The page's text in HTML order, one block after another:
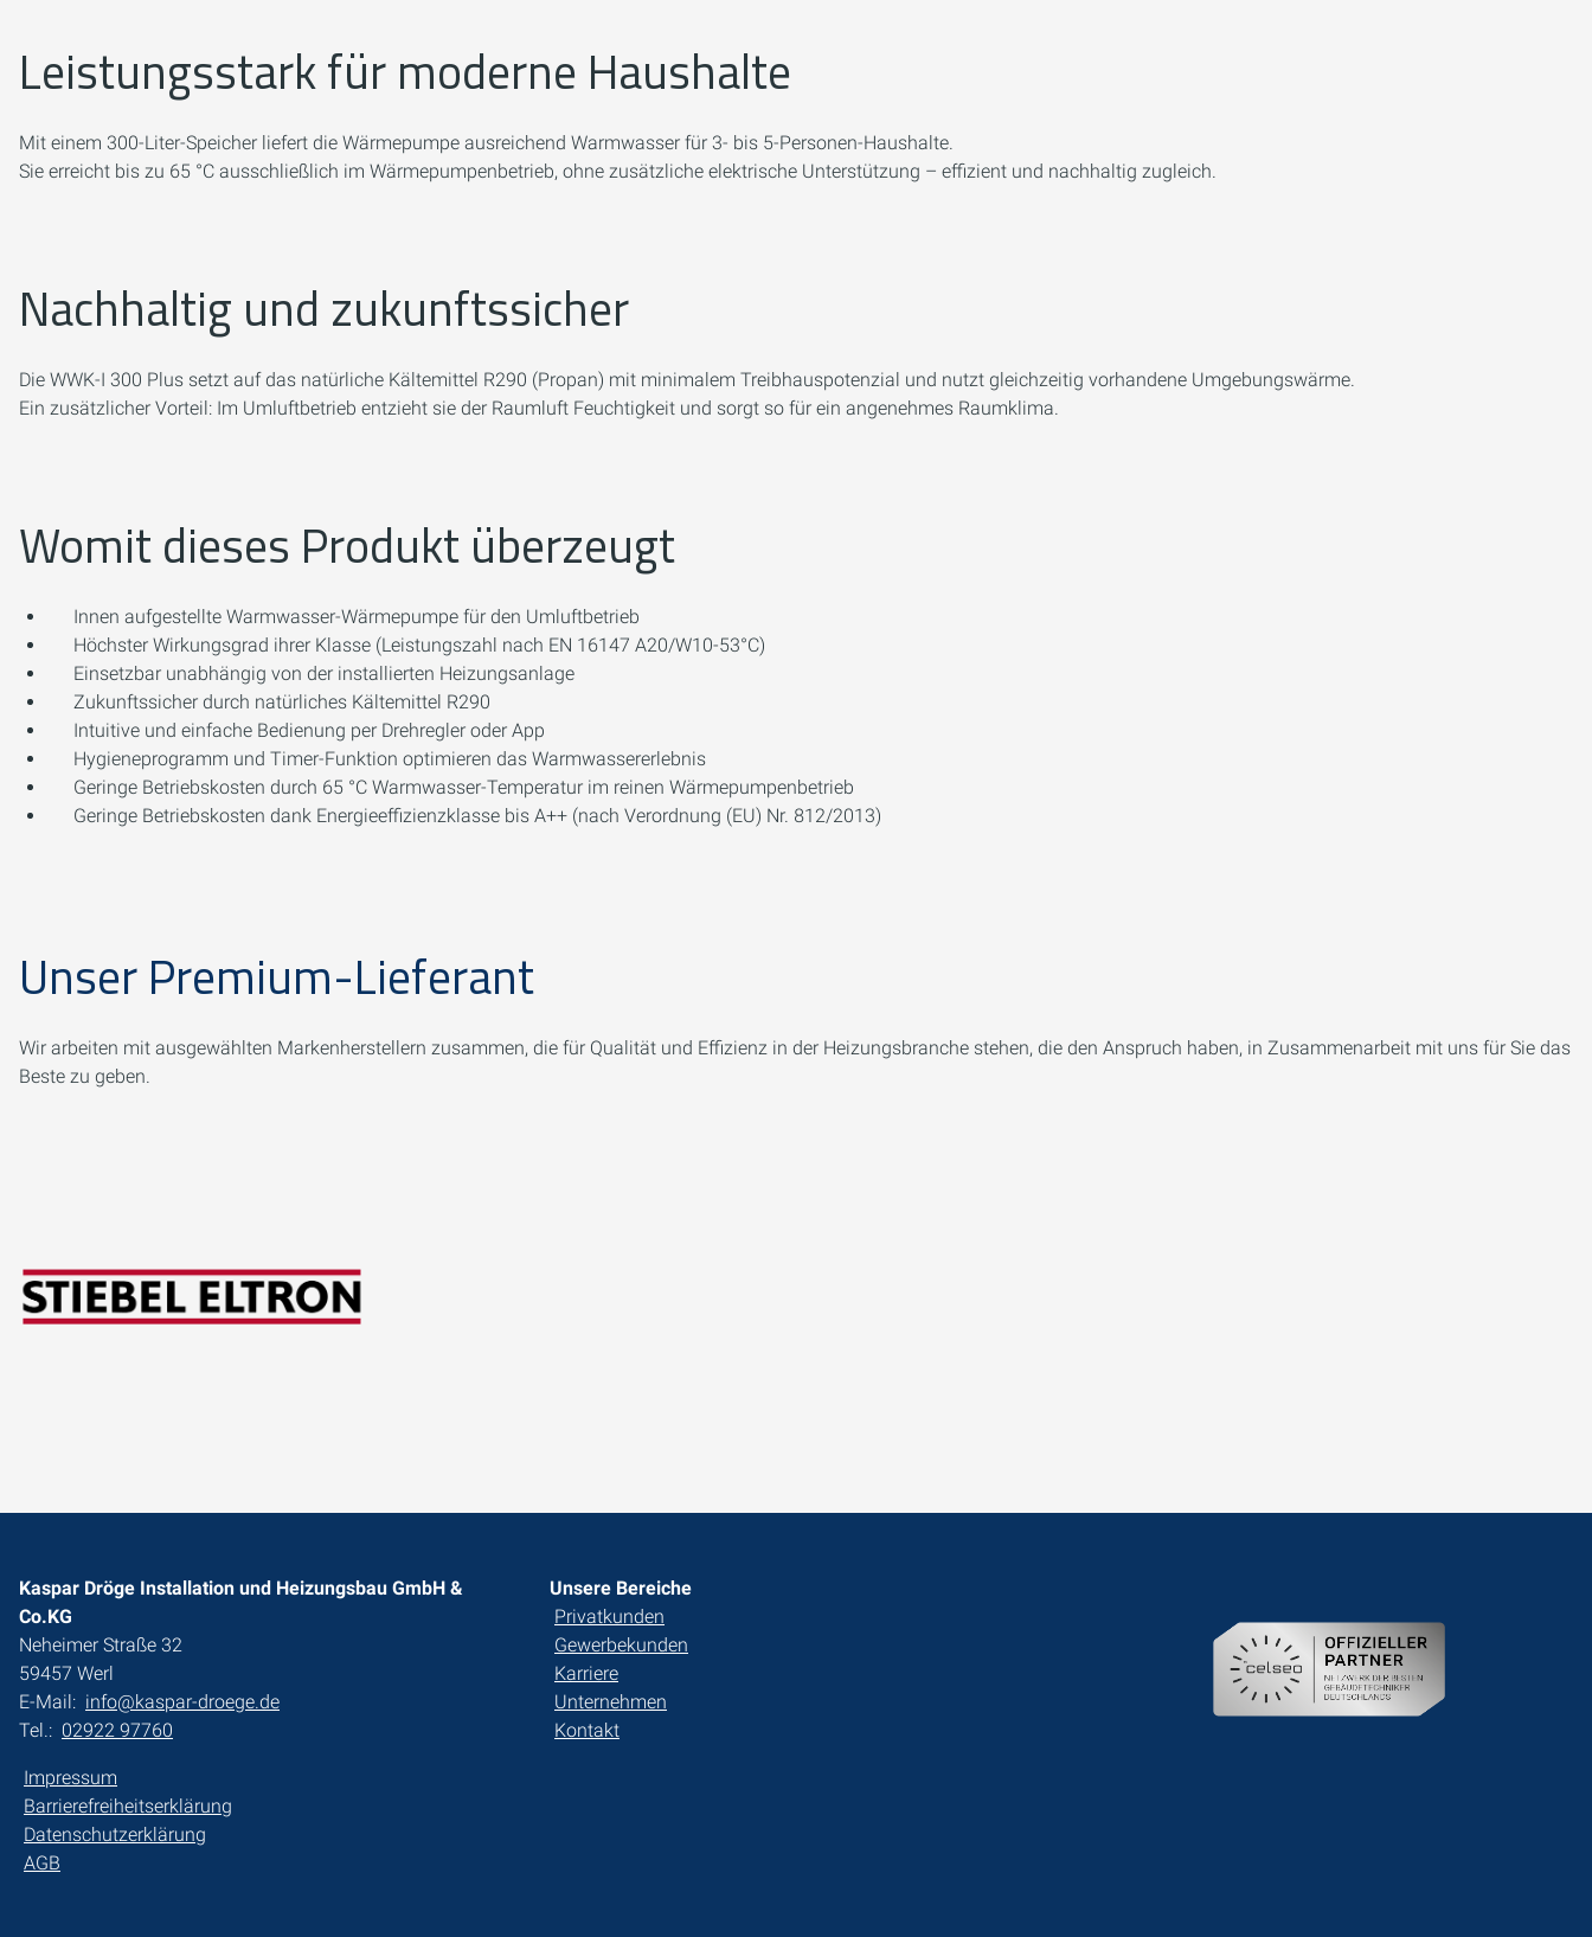
Leistungsstark für moderne Haushalte
Mit einem 300-Liter-Speicher liefert die Wärmepumpe ausreichend Warmwasser für 3- bis 5-Personen-Haushalte.
Sie erreicht bis zu 65 °C ausschließlich im Wärmepumpenbetrieb, ohne zusätzliche elektrische Unterstützung – effizient und nachhaltig zugleich.
Nachhaltig und zukunftssicher
Die WWK-I 300 Plus setzt auf das natürliche Kältemittel R290 (Propan) mit minimalem Treibhauspotenzial und nutzt gleichzeitig vorhandene Umgebungswärme.
Ein zusätzlicher Vorteil: Im Umluftbetrieb entzieht sie der Raumluft Feuchtigkeit und sorgt so für ein angenehmes Raumklima.
Womit dieses Produkt überzeugt
Innen aufgestellte Warmwasser-Wärmepumpe für den Umluftbetrieb
Höchster Wirkungsgrad ihrer Klasse (Leistungszahl nach EN 16147 A20/W10-53°C)
Einsetzbar unabhängig von der installierten Heizungsanlage
Zukunftssicher durch natürliches Kältemittel R290
Intuitive und einfache Bedienung per Drehregler oder App
Hygieneprogramm und Timer-Funktion optimieren das Warmwassererlebnis
Geringe Betriebskosten durch 65 °C Warmwasser-Temperatur im reinen Wärmepumpenbetrieb
Geringe Betriebskosten dank Energieeffizienzklasse bis A++ (nach Verordnung (EU) Nr. 812/2013)
Unser Premium-Lieferant
Wir arbeiten mit ausgewählten Markenherstellern zusammen, die für Qualität und Effizienz in der Heizungsbranche stehen, die den Anspruch haben, in Zusammenarbeit mit uns für Sie das
Beste zu geben.
Kaspar Dröge Installation und Heizungsbau GmbH &
Co.KG
Neheimer Straße 32
59457 Werl
E-Mail: info@kaspar-droege.de
Tel.: 02922 97760
Impressum
Barrierefreiheitserklärung
Datenschutzerklärung
AGB
Unsere Bereiche
Privatkunden
Gewerbekunden
Karriere
Unternehmen
Kontakt